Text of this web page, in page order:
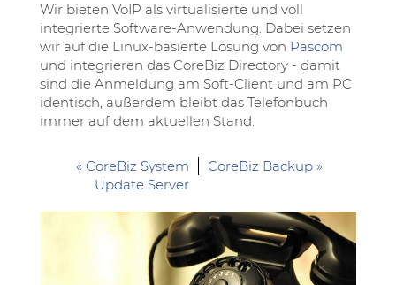
Wir bieten VoIP als virtualisierte und voll
integrierte Software-Anwendung. Dabei setzen
wir auf die Linux-basierte Lösung von Pascom
und integrieren das CoreBiz Directory - damit
sind die Anmeldung am Soft-Client und am PC
identisch, außerdem bleibt das Telefonbuch
immer auf dem aktuellen Stand.
« CoreBiz System
Update Server
CoreBiz Backup »